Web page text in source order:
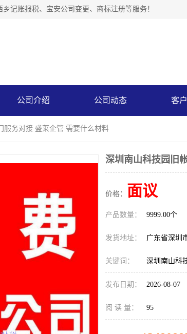
记账报税、宝安公司变更、商标注册等服务！
公司介绍 公司动态 客
服务对接 盛莱企管 需要什么材料
深圳南山科技园旧
价格： 面议
产品数量： 9999.00个
发货地址： 广东省深圳
关键词： 深圳南山科
发布日期： 2026-08-07
阅 读 量： 95